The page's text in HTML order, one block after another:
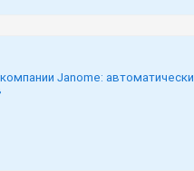
Janome: